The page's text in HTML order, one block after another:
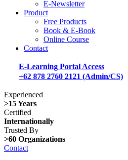
E-Newsletter
Product
Free Products
Book & E-Book
Online Course
Contact
E-Learning Portal Access
+62 878 2760 2121 (Admin/CS)
Experienced
>15 Years
Certified
Internationally
Trusted By
>60 Organizations
Contact